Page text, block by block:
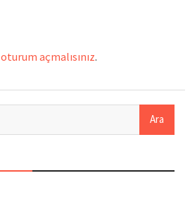
oturum açmalısınız.